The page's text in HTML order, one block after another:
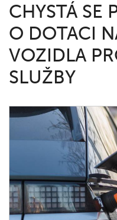
CHYSTÁ SE
O DOTACI
VOZIDLA
SLUŽBY